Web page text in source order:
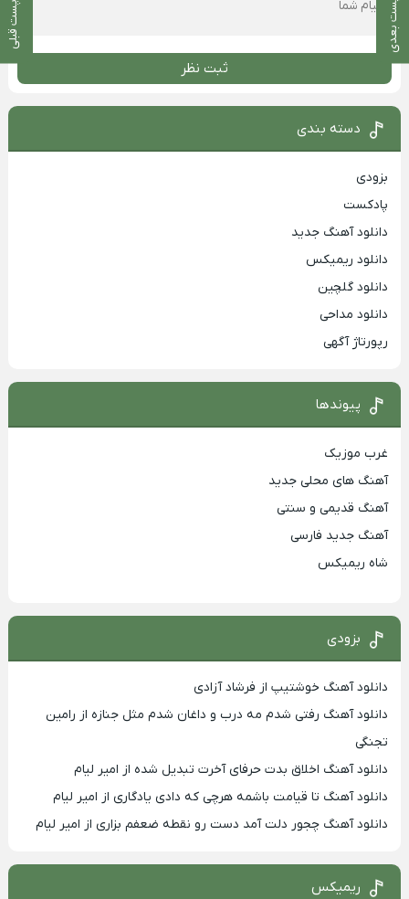
پست بعدی پست قبلی
ثبت نظر
دسته بندی
بزودی
پادکست
دانلود آهنگ جدید
دانلود ریمیکس
دانلود گلچین
دانلود مداحی
رپورتاژ آگهی
پیوندها
غرب موزیک
آهنگ های محلی جدید
آهنگ قدیمی و سنتی
آهنگ جدید فارسی
شاه ریمیکس
بزودی
دانلود آهنگ خوشتیپ از فرشاد آزادی
دانلود آهنگ رفتی شدم مه درب و داغان شدم مثل جنازه از رامین
تجنگی
دانلود آهنگ اخلاق بدت حرفای آخرت تبدیل شده از امیر لیام
دانلود آهنگ تا قیامت باشمه هرچی که دادی یادگاری از امیر لیام
دانلود آهنگ چجور دلت آمد دست رو نقطه ضعفم بزاری از امیر لیام
ریمیکس